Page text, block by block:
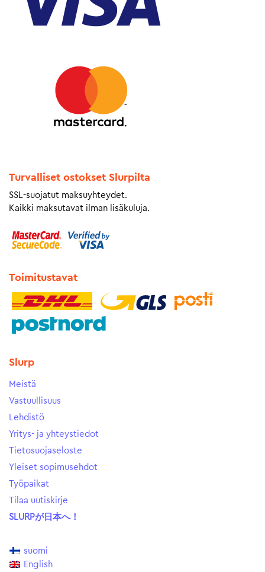
Turvalliset ostokset Slurpilta
SSL-suojatut maksuyhteydet.
Kaikki maksutavat ilman lisäkuluja.
Toimitustavat
Slurp
Meistä
Vastuullisuus
Lehdistö
Yritys- ja yhteystiedot
Tietosuojaseloste
Yleiset sopimusehdot
Työpaikat
Tilaa uutiskirje
SLURPが日本へ！
suomi
English